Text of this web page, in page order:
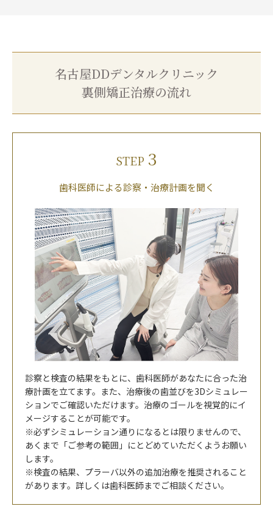
名古屋DDデンタルクリニック
裏側矯正治療の流れ
STEP 3
歯科医師による診察・治療計画を聞く
診察と検査の結果をもとに、歯科医師があなたに合った治
療計画を立てます。また、治療後の歯並びを3Dシミュレー
ションでご確認いただけます。治療のゴールを視覚的にイ
メージすることが可能です。
※必ずシミュレーション通りになるとは限りませんので、
あくまで「ご参考の範囲」にとどめていただくようお願い
します。
※検査の結果、プラーバ以外の追加治療を推奨されること
があります。詳しくは歯科医師までご相談ください。